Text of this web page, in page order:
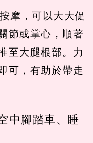
摩，可以大大促
節或掌心，順著
至大腿根部。力
可，有助於帶走
中腳踏車、睡